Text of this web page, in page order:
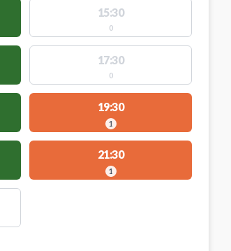
15:30
0
17:30
0
19:30
1
21:30
1